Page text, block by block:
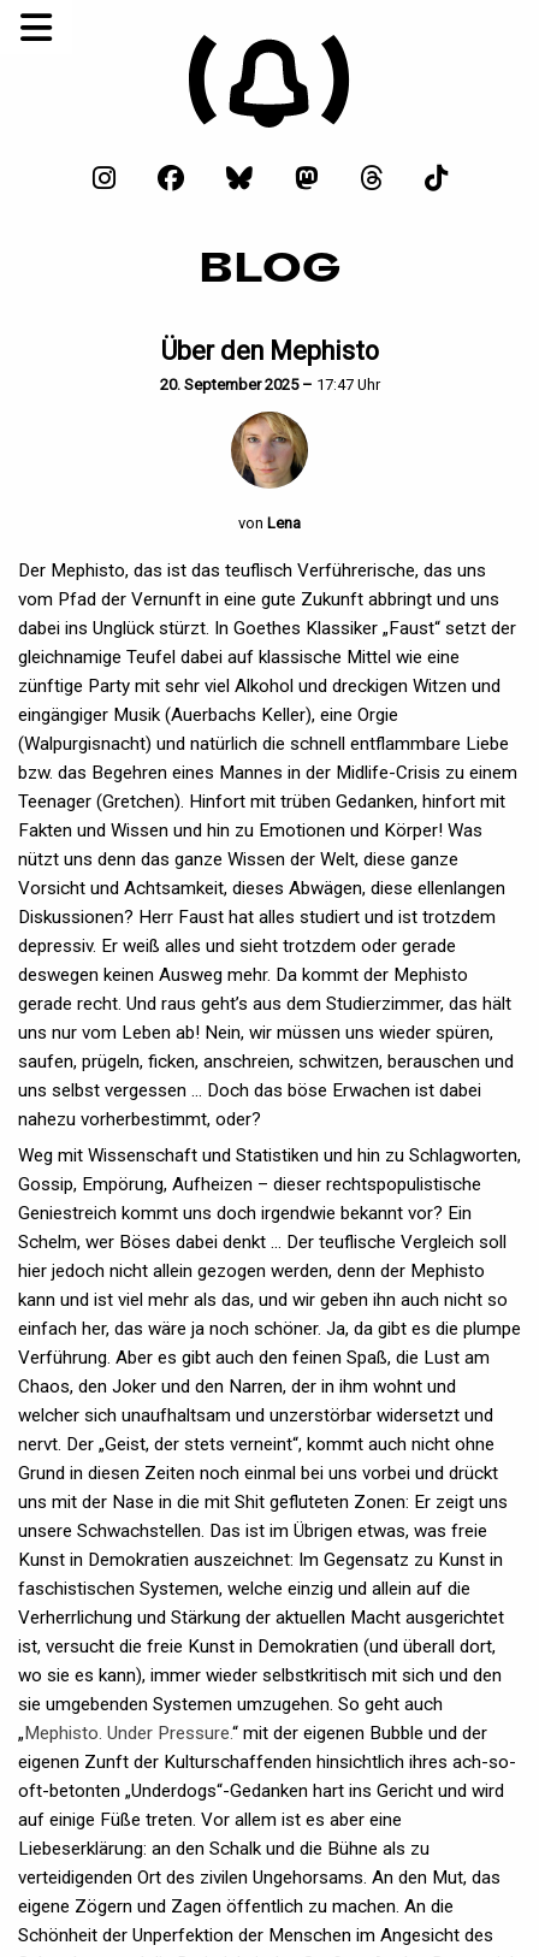
BLOG
Über den Mephisto
20. September 2025 – 17:47 Uhr
von Lena
Der Mephisto, das ist das teuflisch Verführerische, das uns
vom Pfad der Vernunft in eine gute Zukunft abbringt und uns
dabei ins Unglück stürzt. In Goethes Klassiker „Faust“ setzt der
gleichnamige Teufel dabei auf klassische Mittel wie eine
zünftige Party mit sehr viel Alkohol und dreckigen Witzen und
eingängiger Musik (Auerbachs Keller), eine Orgie
(Walpurgisnacht) und natürlich die schnell entflammbare Liebe
bzw. das Begehren eines Mannes in der Midlife-Crisis zu einem
Teenager (Gretchen). Hinfort mit trüben Gedanken, hinfort mit
Fakten und Wissen und hin zu Emotionen und Körper! Was
nützt uns denn das ganze Wissen der Welt, diese ganze
Vorsicht und Achtsamkeit, dieses Abwägen, diese ellenlangen
Diskussionen? Herr Faust hat alles studiert und ist trotzdem
depressiv. Er weiß alles und sieht trotzdem oder gerade
deswegen keinen Ausweg mehr. Da kommt der Mephisto
gerade recht. Und raus geht’s aus dem Studierzimmer, das hält
uns nur vom Leben ab! Nein, wir müssen uns wieder spüren,
saufen, prügeln, ficken, anschreien, schwitzen, berauschen und
uns selbst vergessen … Doch das böse Erwachen ist dabei
nahezu vorherbestimmt, oder?
Weg mit Wissenschaft und Statistiken und hin zu Schlagworten,
Gossip, Empörung, Aufheizen – dieser rechtspopulistische
Geniestreich kommt uns doch irgendwie bekannt vor? Ein
Schelm, wer Böses dabei denkt … Der teuflische Vergleich soll
hier jedoch nicht allein gezogen werden, denn der Mephisto
kann und ist viel mehr als das, und wir geben ihn auch nicht so
einfach her, das wäre ja noch schöner. Ja, da gibt es die plumpe
Verführung. Aber es gibt auch den feinen Spaß, die Lust am
Chaos, den Joker und den Narren, der in ihm wohnt und
welcher sich unaufhaltsam und unzerstörbar widersetzt und
nervt. Der „Geist, der stets verneint“, kommt auch nicht ohne
Grund in diesen Zeiten noch einmal bei uns vorbei und drückt
uns mit der Nase in die mit Shit gefluteten Zonen: Er zeigt uns
unsere Schwachstellen. Das ist im Übrigen etwas, was freie
Kunst in Demokratien auszeichnet: Im Gegensatz zu Kunst in
faschistischen Systemen, welche einzig und allein auf die
Verherrlichung und Stärkung der aktuellen Macht ausgerichtet
ist, versucht die freie Kunst in Demokratien (und überall dort,
wo sie es kann), immer wieder selbstkritisch mit sich und den
sie umgebenden Systemen umzugehen. So geht auch
„Mephisto. Under Pressure.“ mit der eigenen Bubble und der
eigenen Zunft der Kulturschaffenden hinsichtlich ihres ach-so-
oft-betonten „Underdogs“-Gedanken hart ins Gericht und wird
auf einige Füße treten. Vor allem ist es aber eine
Liebeserklärung: an den Schalk und die Bühne als zu
verteidigenden Ort des zivilen Ungehorsams. An den Mut, das
eigene Zögern und Zagen öffentlich zu machen. An die
Schönheit der Unperfektion der Menschen im Angesicht des